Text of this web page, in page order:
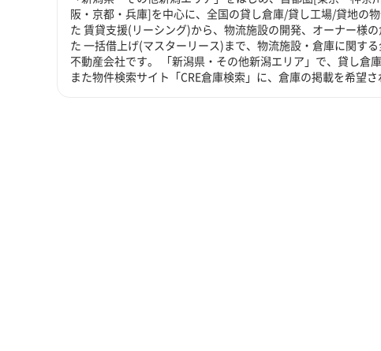
阪・京都・兵庫]を中心に、全国の貸し倉庫/貸し工場/貸地の
た 賃貸支援(リーシング)から、物流施設の開発、オーナー様
た 一括借上げ(マスターリース)まで、物流施設・倉庫に関す
不動産会社です。 「新潟県・その他新潟エリア」で、貸し倉
また物件検索サイト「CRE倉庫検索」に、倉庫の掲載を希望